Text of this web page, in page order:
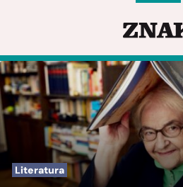
Literatura